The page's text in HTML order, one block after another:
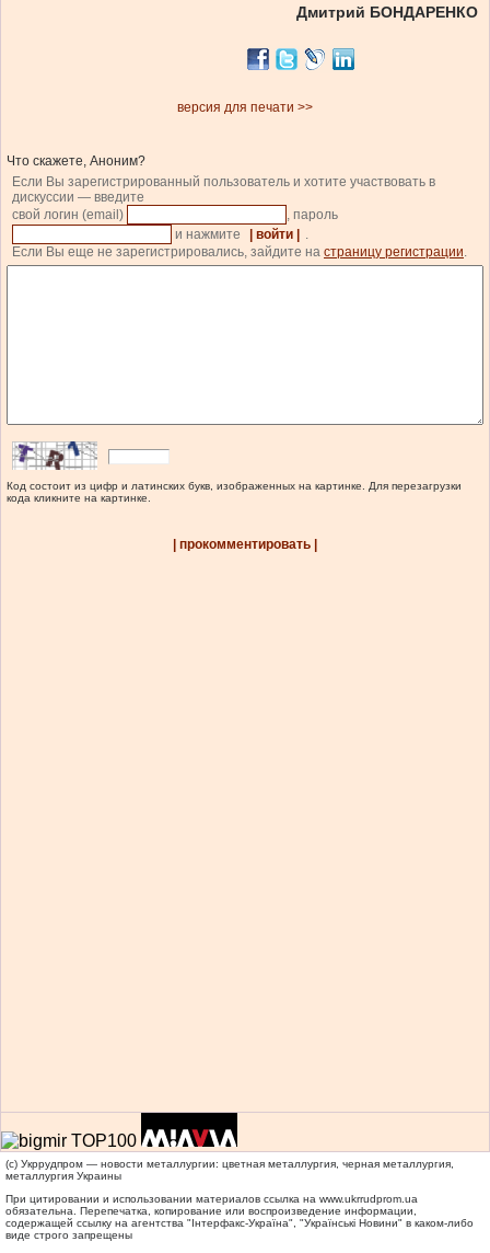
Дмитрий БОНДАРЕНКО
версия для печати >>
Что скажете, Аноним?
Если Вы зарегистрированный пользователь и хотите участвовать в
дискуссии — введите
свой логин (email)
, пароль
и нажмите
| войти |
.
Если Вы еще не зарегистрировались, зайдите на страницу регистрации.
Код состоит из цифр и латинских букв, изображенных на картинке. Для перезагрузки
кода кликните на картинке.
| прокомментировать |
(c) Укррудпром — новости металлургии: цветная металлургия, черная металлургия,
металлургия Украины
При цитировании и использовании материалов ссылка на www.ukrrudprom.ua
обязательна. Перепечатка, копирование или воспроизведение информации,
содержащей ссылку на агентства "Iнтерфакс-Україна", "Українськi Новини" в каком-либо
виде строго запрещены